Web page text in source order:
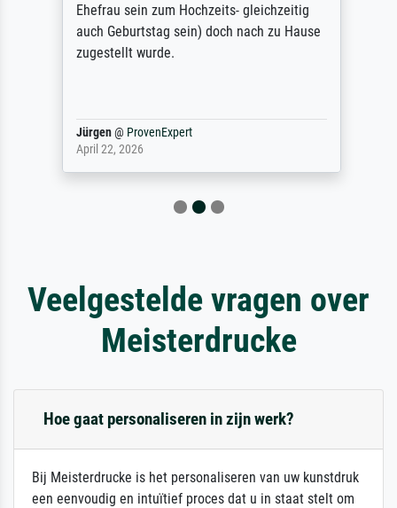
Ehefrau sein zum Hochzeits- gleichzeitig
auch Geburtstag sein) doch nach zu Hause
zugestellt wurde.
Jürgen@ ProvenExpert
April 22, 2026
Veelgestelde vragen over
Meisterdrucke
Hoe gaat personaliseren in zijn werk?
Bij Meisterdrucke is het personaliseren van uw kunstdruk
een eenvoudig en intuïtief proces dat u in staat stelt om